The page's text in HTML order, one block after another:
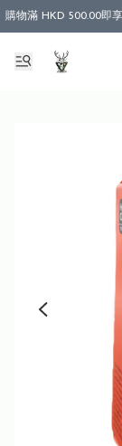
購物滿 HKD 500.00即